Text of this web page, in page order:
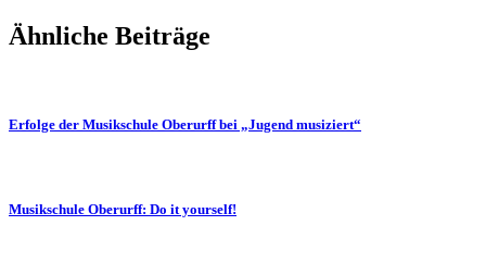
Ähnliche Beiträge
Erfolge der Musikschule Oberurff bei „Jugend musiziert“
Musikschule Oberurff: Do it yourself!